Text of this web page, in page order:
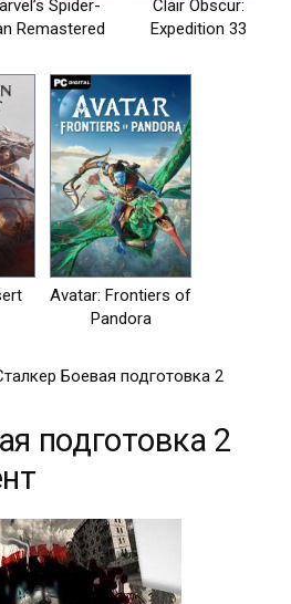
Spider-
Remastered
Clair Obscur:
Expedition 33
Avatar: Frontiers of
Pandora
Боевая подготовка 2
подготовка 2